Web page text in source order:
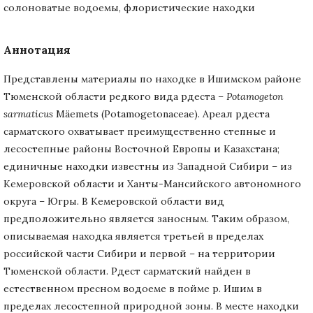
солоноватые водоемы, флористические находки
Аннотация
Представлены материалы по находке в Ишимском районе
Тюменской области редкого вида рдеста – Potamogeton
sarmaticus Mäemets (Potamogetonaceae). Ареал рдеста
сарматского охватывает преимущественно степные и
лесостепные районы Восточной Европы и Казахстана;
единичные находки известны из Западной Сибири – из
Кемеровской области и Ханты-Мансийского автономного
округа – Югры. В Кемеровской области вид
предположительно является заносным. Таким образом,
описываемая находка является третьей в пределах
российской части Сибири и первой – на территории
Тюменской области. Рдест сарматский найден в
естественном пресном водоеме в пойме р. Ишим в
пределах лесостепной природной зоны. В месте находки